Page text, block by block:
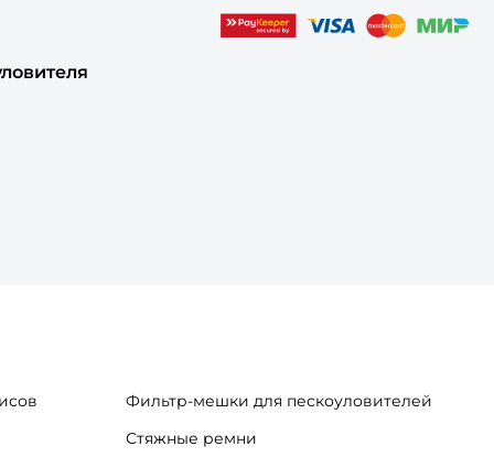
Фильтр-мешки для пескоуловителей
Стяжные ремни